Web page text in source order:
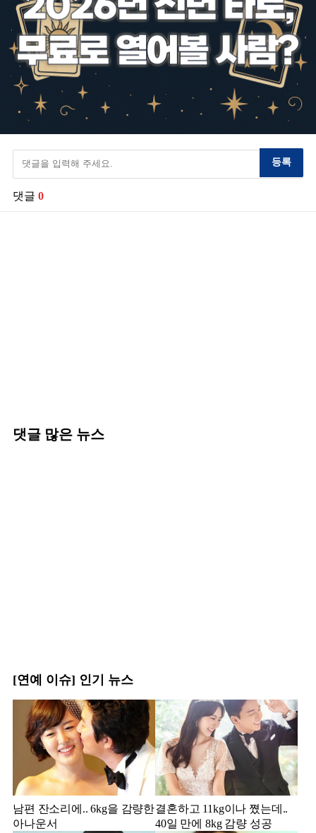
등록
댓글 0
댓글 많은 뉴스
[연예 이슈] 인기 뉴스
남편 잔소리에.. 6kg을 감량한
아나운서
결혼하고 11kg이나 쪘는데..
40일 만에 8kg 감량 성공